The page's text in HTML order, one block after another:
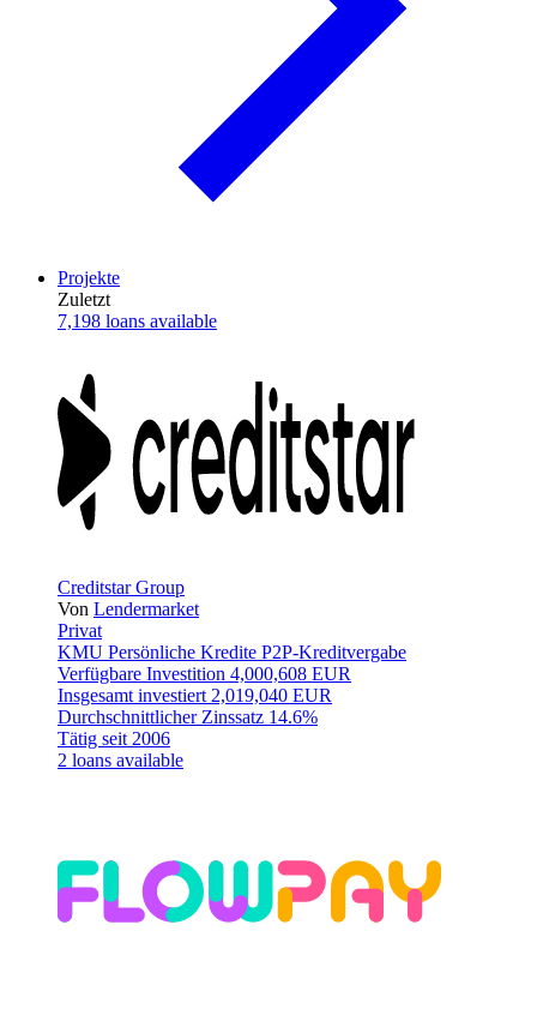
Projekte
Zuletzt
7,198 loans available
Creditstar Group
Von Lendermarket
Privat
KMU Persönliche Kredite P2P-Kreditvergabe
Verfügbare Investition 4,000,608 EUR
Insgesamt investiert 2,019,040 EUR
Durchschnittlicher Zinssatz 14.6%
Tätig seit 2006
2 loans available